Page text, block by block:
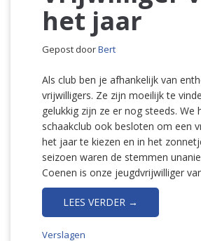
het jaar
Gepost doorBert
Als club ben je afhankelijk van
vrijwilligers. Ze zijn moeilijk te
gelukkig zijn ze er nog steeds. We
schaakclub ook besloten om een
het jaar te kiezen en in het
seizoen waren de stemmen
Coenen is onze jeugdvrijwilliger
LEES VERDER →
Verslagen